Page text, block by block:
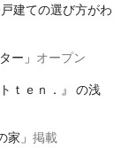
建ての選び方がわ
ー」 オープン
ｔｅｎ．』 の浅
家」 掲載